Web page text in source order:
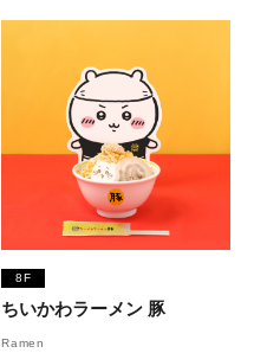
8F
ちいかわラーメン 豚
Ramen